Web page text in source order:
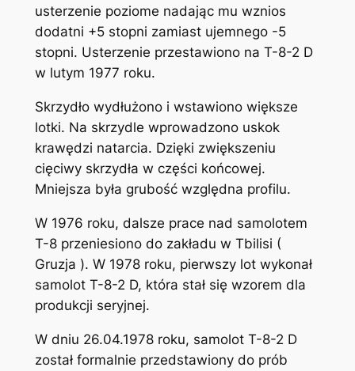
usterzenie poziome nadając mu wznios
dodatni +5 stopni zamiast ujemnego -5
stopni. Usterzenie przestawiono na T-8-2 D
w lutym 1977 roku.
Skrzydło wydłużono i wstawiono większe
lotki. Na skrzydle wprowadzono uskok
krawędzi natarcia. Dzięki zwiększeniu
cięciwy skrzydła w części końcowej.
Mniejsza była grubość względna profilu.
W 1976 roku, dalsze prace nad samolotem
T-8 przeniesiono do zakładu w Tbilisi (
Gruzja ). W 1978 roku, pierwszy lot wykonał
samolot T-8-2 D, która stał się wzorem dla
produkcji seryjnej.
W dniu 26.04.1978 roku, samolot T-8-2 D
został formalnie przedstawiony do prób